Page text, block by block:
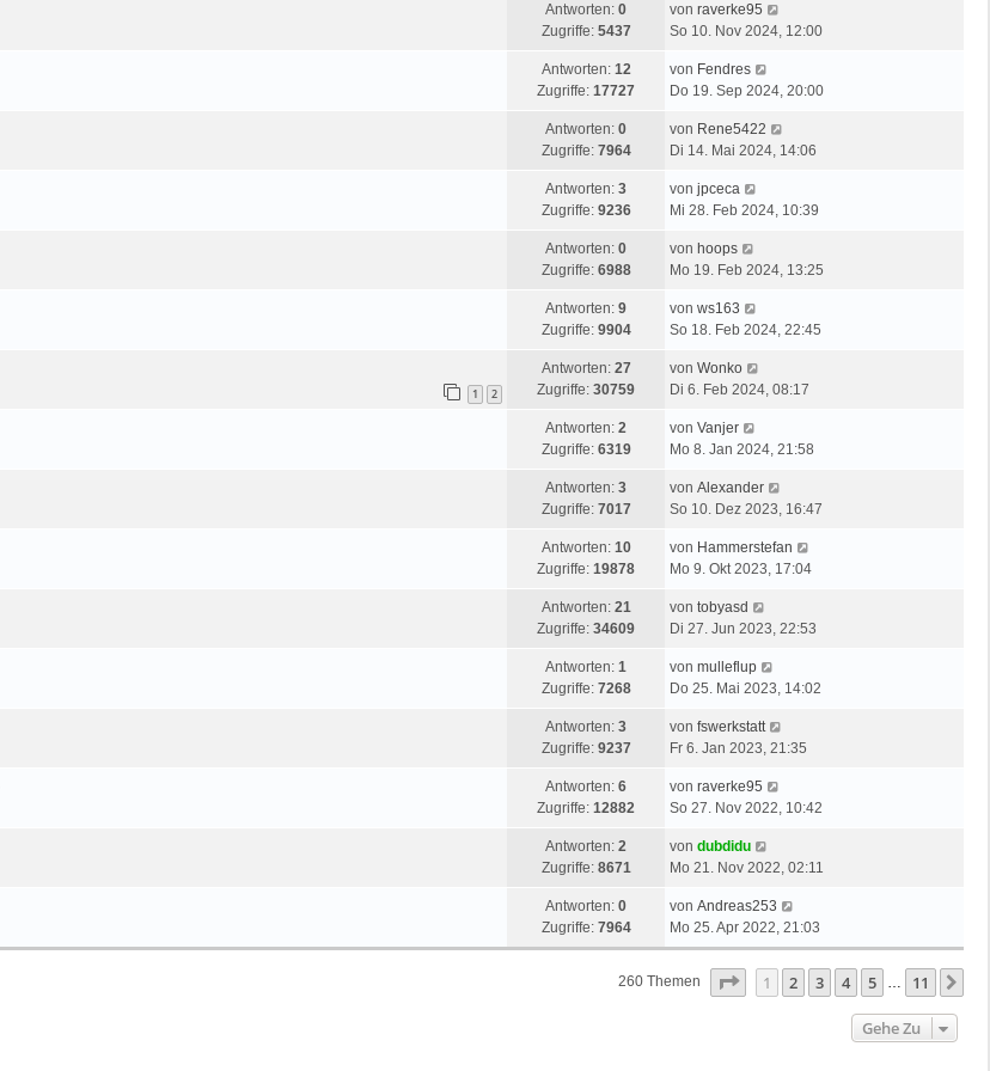
Antworten: 0
Zugriffe: 5437
von raverke95
So 10. Nov 2024, 12:00
Antworten: 12
Zugriffe: 17727
von Fendres
Do 19. Sep 2024, 20:00
Antworten: 0
Zugriffe: 7964
von Rene5422
Di 14. Mai 2024, 14:06
Antworten: 3
Zugriffe: 9236
von jpceca
Mi 28. Feb 2024, 10:39
Antworten: 0
Zugriffe: 6988
von hoops
Mo 19. Feb 2024, 13:25
Antworten: 9
Zugriffe: 9904
von ws163
So 18. Feb 2024, 22:45
1 2
Antworten: 27
Zugriffe: 30759
von Wonko
Di 6. Feb 2024, 08:17
Antworten: 2
Zugriffe: 6319
von Vanjer
Mo 8. Jan 2024, 21:58
Antworten: 3
Zugriffe: 7017
von Alexander
So 10. Dez 2023, 16:47
Antworten: 10
Zugriffe: 19878
von Hammerstefan
Mo 9. Okt 2023, 17:04
Antworten: 21
Zugriffe: 34609
von tobyasd
Di 27. Jun 2023, 22:53
Antworten: 1
Zugriffe: 7268
von mulleflup
Do 25. Mai 2023, 14:02
Antworten: 3
Zugriffe: 9237
von fswerkstatt
Fr 6. Jan 2023, 21:35
Antworten: 6
Zugriffe: 12882
von raverke95
So 27. Nov 2022, 10:42
Antworten: 2
Zugriffe: 8671
von dubdidu
Mo 21. Nov 2022, 02:11
Antworten: 0
Zugriffe: 7964
von Andreas253
Mo 25. Apr 2022, 21:03
260 Themen Seite Von
1 2 3 4 5 … 11
Gehe Zu